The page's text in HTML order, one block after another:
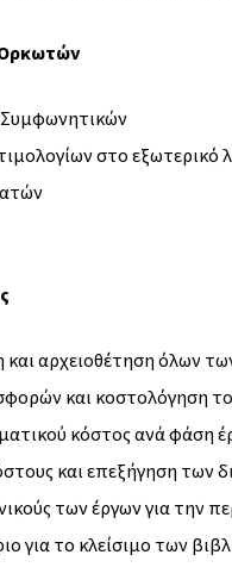
Ορκωτών
στο εξωτερικό
και αρχειοθέτηση όλων
και κοστολόγηση
κόστος ανά φάση
και επεξήγηση των
των έργων για την
για το κλείσιμο των